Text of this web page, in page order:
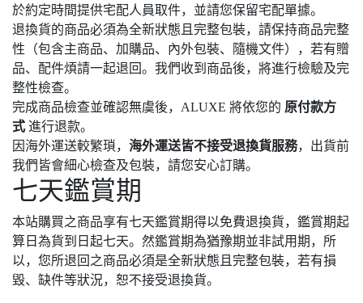
於約定時間提供宅配人員取件，並請您保留宅配單據。
退換貨的商品必須為全新狀態且完整包裝，請保持商品完整
性（包含主商品、加購品、內外包裝、隨機文件），若有贈
品、配件煩請一起退回。我們收到商品後，將進行檢驗及完
整性檢查。
完成商品檢查並確認無虞後，ALUXE 將依您的 原付款方
式 進行退款。
因海外運送較繁瑣， 海外運送皆不接受退換貨服務，出貨前
我們皆會細心檢查及包裝，請您安心訂購。
七天鑑賞期
本站購買之商品享有七天鑑賞期得以免費退換貨，鑑賞期起
算日為貨到日起七天。然鑑賞期為猶豫期並非試用期，所
以，您所退回之商品必須是全新狀態且完整包裝，若有損
毀、缺件等狀況，恕不接受退換貨。